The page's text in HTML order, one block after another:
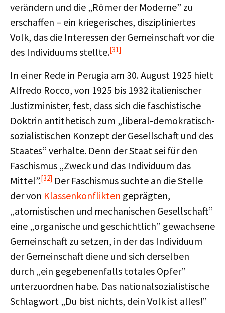
verändern und die „Römer der Moderne” zu
erschaffen – ein kriegerisches, diszipliniertes
Volk, das die Interessen der Gemeinschaft vor die
des Individuums stellte.[31]
In einer Rede in Perugia am 30. August 1925 hielt
Alfredo Rocco, von 1925 bis 1932 italienischer
Justizminister, fest, dass sich die faschistische
Doktrin antithetisch zum „liberal-demokratisch-
sozialistischen Konzept der Gesellschaft und des
Staates” verhalte. Denn der Staat sei für den
Faschismus „Zweck und das Individuum das
Mittel”.[32] Der Faschismus suchte an die Stelle
der von Klassenkonflikten geprägten,
„atomistischen und mechanischen Gesellschaft”
eine „organische und geschichtlich” gewachsene
Gemeinschaft zu setzen, in der das Individuum
der Gemeinschaft diene und sich derselben
durch „ein gegebenenfalls totales Opfer”
unterzuordnen habe. Das nationalsozialistische
Schlagwort „Du bist nichts, dein Volk ist alles!”